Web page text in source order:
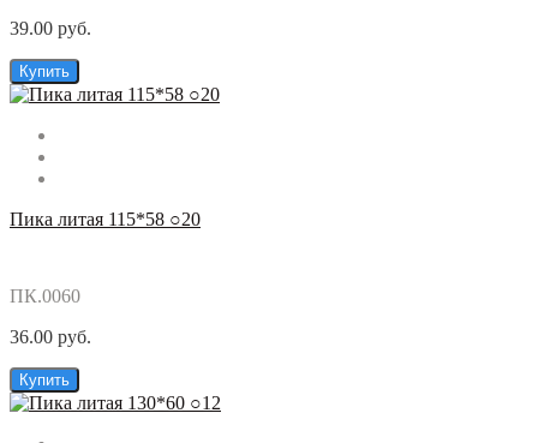
39.00 руб.
Купить
Пика литая 115*58 ○20
ПК.0060
36.00 руб.
Купить